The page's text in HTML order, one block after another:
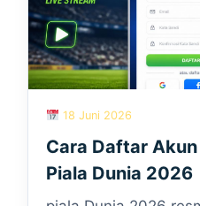
18 Juni 2026
Cara Daftar
Piala Dunia 2026